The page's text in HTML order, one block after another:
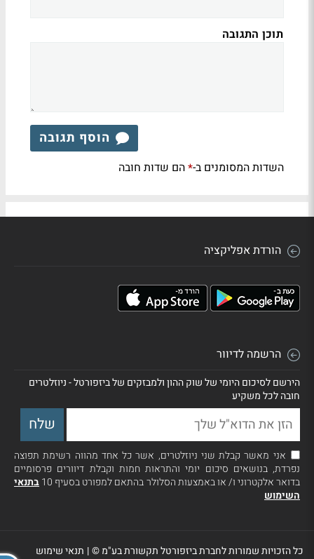
תוכן התגובה
הוסף תגובה
השדות המסומנים ב-*הם שדות חובה
הורדת אפליקציה
הרשמה לדיוור
הירשם לסיכום היומי של שוק ההון ולמבזקים של ביזפורטל - ניוזלטרים
חובה לכל משקיע
אני מאשר קבלת שני ניוזלטרים, אשר כל אחד מהווה רשימת תפוצה
נפרדת, בנושאים סיכום יומי והתראות חמות וקבלת דיוורים פרסומיים
בדואר אלקטרוני ו/ או באמצעות הסלולר בהתאם למפורט בסעיף 10
בתנאי
השימוש
כל הזכויות שמורות לחברת ביזפורטל תקשורת בע"מ ©| תנאי שימוש